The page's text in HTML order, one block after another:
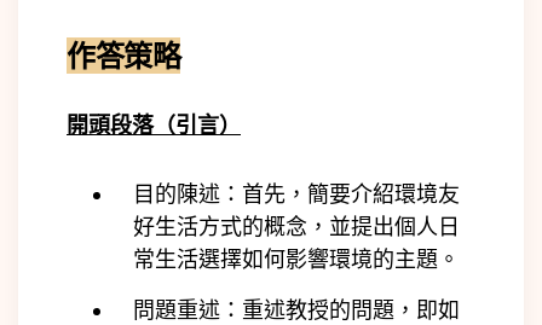
作答策略
開頭段落（引言）
目的陳述：首先，簡要介紹環境友
好生活方式的概念，並提出個人日
常生活選擇如何影響環境的主題。
問題重述：重述教授的問題，即如